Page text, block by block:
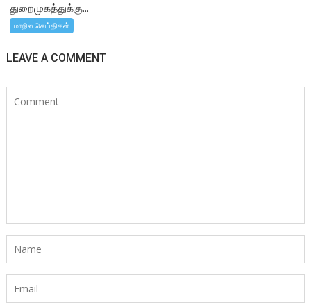
துறைமுகத்துக்கு...
மாநில செய்திகள்
LEAVE A COMMENT